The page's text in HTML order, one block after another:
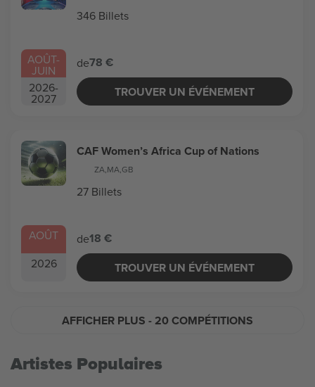
AOÛT-
JUIN
2026-
2027
346 Billets
de78 €
TROUVER UN ÉVÉNEMENT
AOÛT
2026
CAF Women’s Africa Cup of Nations
ZA,MA,GB
27 Billets
de18 €
TROUVER UN ÉVÉNEMENT
AFFICHER PLUS - 20 COMPÉTITIONS
Artistes Populaires